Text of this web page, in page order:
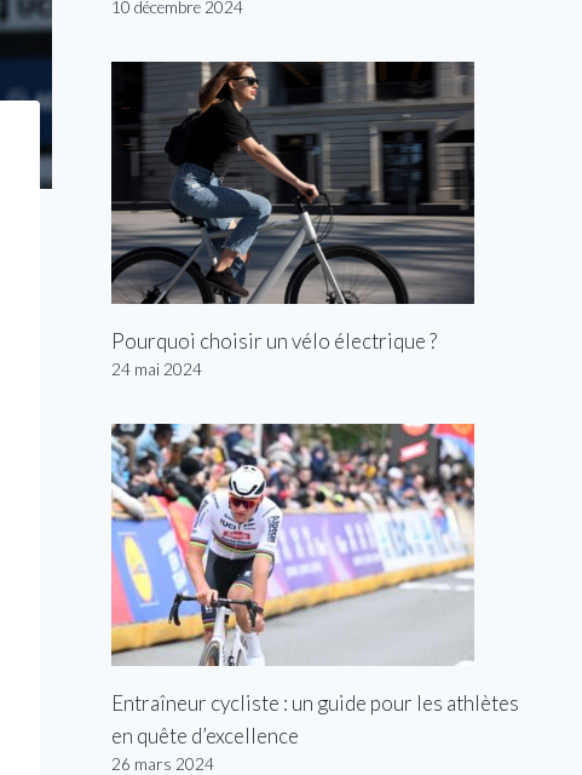
10 décembre 2024
Pourquoi choisir un vélo électrique ?
24 mai 2024
Entraîneur cycliste : un guide pour les athlètes
en quête d’excellence
26 mars 2024